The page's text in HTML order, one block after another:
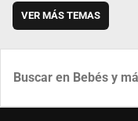
VER MÁS TEMAS